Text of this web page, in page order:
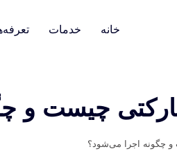
خانه خدمات
چیست و
چگونه اجرا می‌شود؟